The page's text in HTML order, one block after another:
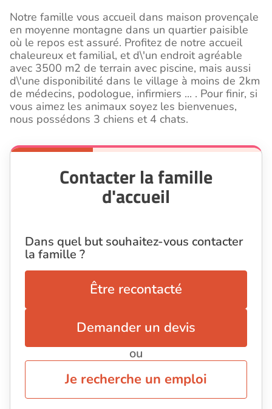
Notre famille vous accueil dans maison provençale
en moyenne montagne dans un quartier paisible
où le repos est assuré. Profitez de notre accueil
chaleureux et familial, et d\'un endroit agréable
avec 3500 m2 de terrain avec piscine, mais aussi
d\'une disponibilité dans le village à moins de 2km
de médecins, podologue, infirmiers ... . Pour finir, si
vous aimez les animaux soyez les bienvenues,
nous possédons 3 chiens et 4 chats.
Contacter la famille
d'accueil
Dans quel but souhaitez-vous contacter
la famille ?
Être recontacté
Demander un devis
ou
Je recherche un emploi